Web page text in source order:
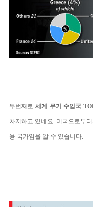
두번째로 세계 무기 수입국
차지하고 있네요. 미국으로부
용 국가임을 알 수 있습니다.